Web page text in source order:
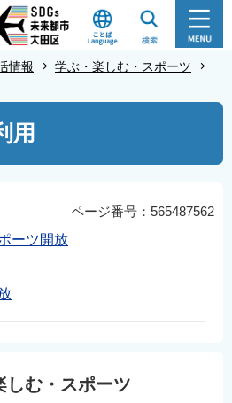
情報
学ぶ・楽しむ・スポーツ
用
ページ番号：565487562
ーツ開放
しむ・スポーツ